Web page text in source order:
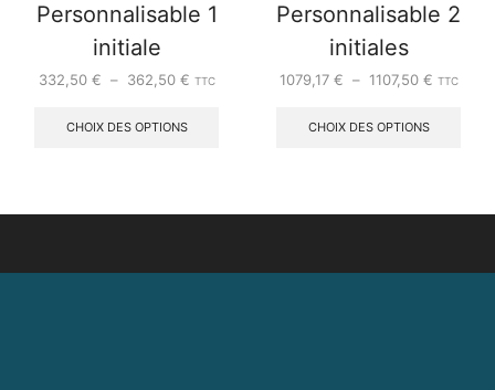
Personnalisable 1
initiale
332,50 € – 362,50 € TTC
CHOIX DES OPTIONS
Personnalisable 2
initiales
1079,17 € – 1107,50 € TTC
CHOIX DES OPTIONS